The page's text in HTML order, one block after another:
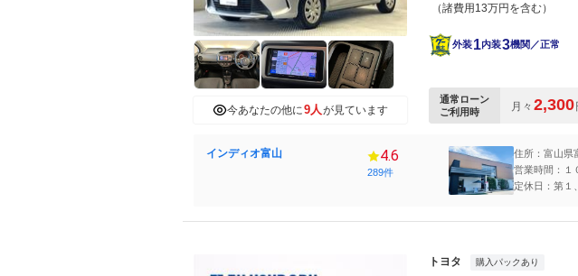
今あなたの他に9人 が見ています
（諸費用13万円を含む）
外装1内装3機関／正常
通常ローン
ご利用時
月々 2,300
インディオ富山 4.6
289件
住所：富山県
営業時間：１
定休日：第１
トヨタ 購入パックあり